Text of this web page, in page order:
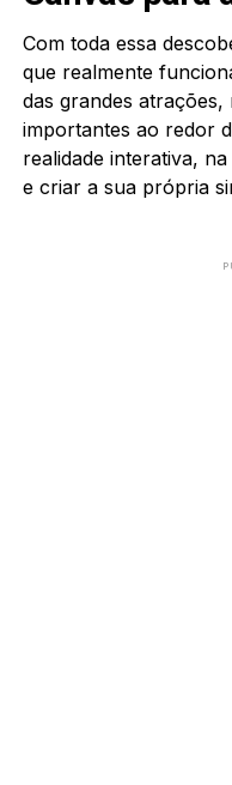
Com toda essa
que realmente
das grandes
importantes ao redor
realidade interativa,
e criar a sua própria